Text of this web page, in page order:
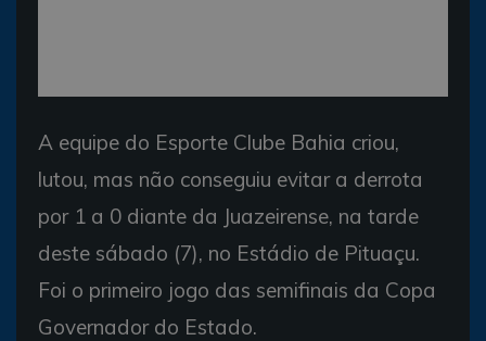
A equipe do Esporte Clube Bahia criou,
lutou, mas não conseguiu evitar a derrota
por 1 a 0 diante da Juazeirense, na tarde
deste sábado (7), no Estádio de Pituaçu.
Foi o primeiro jogo das semifinais da Copa
Governador do Estado.